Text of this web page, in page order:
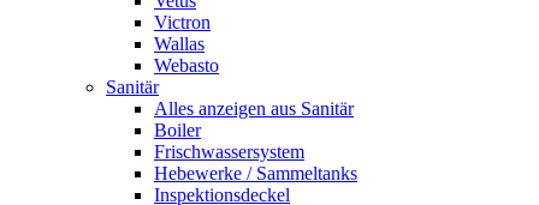
Victron
Wallas
Webasto
Sanitär
Alles anzeigen aus Sanitär
Boiler
Frischwassersystem
Hebewerke / Sammeltanks
Inspektionsdeckel